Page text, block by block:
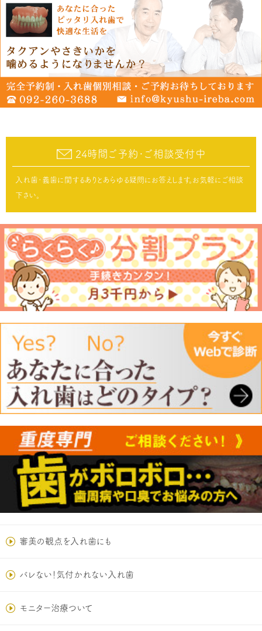
24時間ご予約･ご相談受付中
入れ歯･義歯に関するありとあらゆる疑問にお答えします。お気軽にご相談
下さい。
審美の観点を入れ歯にも
バレない！気付かれない入れ歯
モニター治療ついて